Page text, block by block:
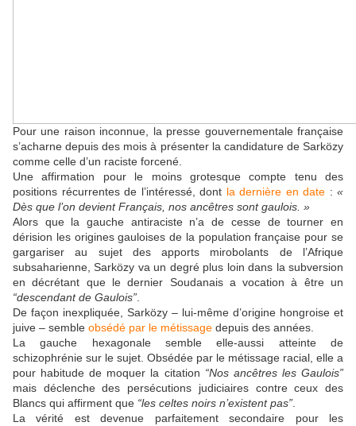
Pour une raison inconnue, la presse gouvernementale française
s’acharne depuis des mois à présenter la candidature de Sarközy
comme celle d’un raciste forcené.
Une affirmation pour le moins grotesque compte tenu des
positions récurrentes de l’intéressé, dont la dernière en date : «
Dès que l’on devient Français, nos ancêtres sont gaulois. »
Alors que la gauche antiraciste n’a de cesse de tourner en
dérision les origines gauloises de la population française pour se
gargariser au sujet des apports mirobolants de l’Afrique
subsaharienne, Sarközy va un degré plus loin dans la subversion
en décrétant que le dernier Soudanais a vocation à être un
“descendant de Gaulois”
De façon inexpliquée, Sarközy – lui-même d’origine hongroise et
juive – semble obsédé par le métissage depuis des années.
La gauche hexagonale semble elle-aussi atteinte de
schizophrénie sur le sujet. Obsédée par le métissage racial, elle a
pour habitude de moquer la citation “Nos ancêtres les Gaulois”
mais déclenche des persécutions judiciaires contre ceux des
Blancs qui affirment que “les celtes noirs n’existent pas”
La vérité est devenue parfaitement secondaire pour les